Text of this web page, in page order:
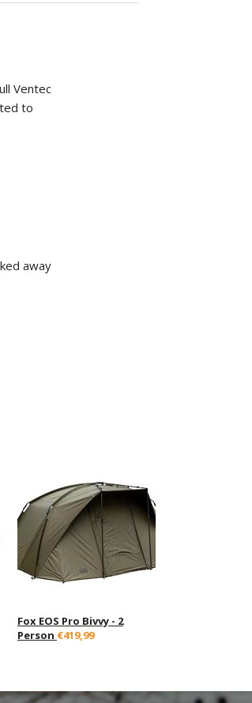
Ventec
to
away
Fox EOS Pro Bivvy - 2
Person €419,99